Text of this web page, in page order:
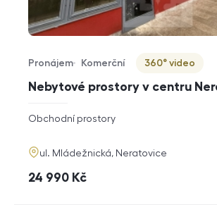
Nebytové prostory v centru
Typ nabídky
Pronájem
Typ nemovitosti
Komerční
Virtuální prohlídka
360° video
rozměry
dispozice
Obchodní prostory
adresa
ul. Mládežnická, Neratovice
cena
24 990 Kč